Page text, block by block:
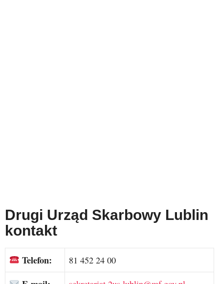
Drugi Urząd Skarbowy Lublin
kontakt
Telefon: 81 452 24 00